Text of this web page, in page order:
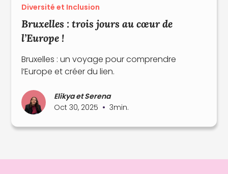
Diversité et Inclusion
Bruxelles : trois jours au cœur de
l’Europe !
Bruxelles : un voyage pour comprendre
l’Europe et créer du lien.
Elikya et Serena
Oct 30, 2025 • 3min.